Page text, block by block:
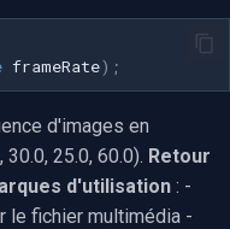
frameRate);
d'images en
25.0, 60.0). Retour
d'utilisation : -
le fichier multimédia -